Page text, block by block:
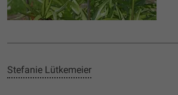
Stefanie Lütkemeier